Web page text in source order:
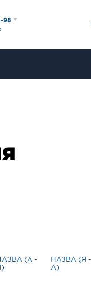
98
(А -
НАЗВА (Я -
А)